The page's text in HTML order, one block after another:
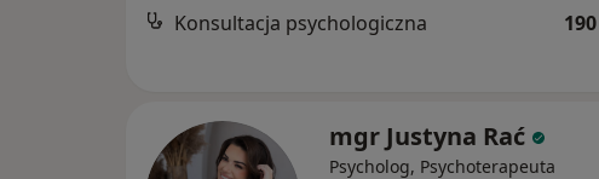
Konsultacja psychologiczna 190
mgr Justyna Rać
Psycholog, Psychoterapeuta